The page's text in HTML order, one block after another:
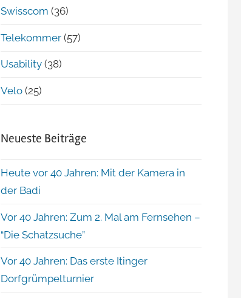
Swisscom (36)
Telekommer (57)
Usability (38)
Velo (25)
Neueste Beiträge
Heute vor 40 Jahren: Mit der Kamera in
der Badi
Vor 40 Jahren: Zum 2. Mal am Fernsehen –
“Die Schatzsuche”
Vor 40 Jahren: Das erste Itinger
Dorfgrümpelturnier